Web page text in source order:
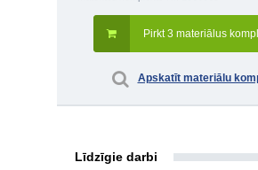
Pirkt 3 materiālus
Apskatīt materiālu
Līdzīgie darbi